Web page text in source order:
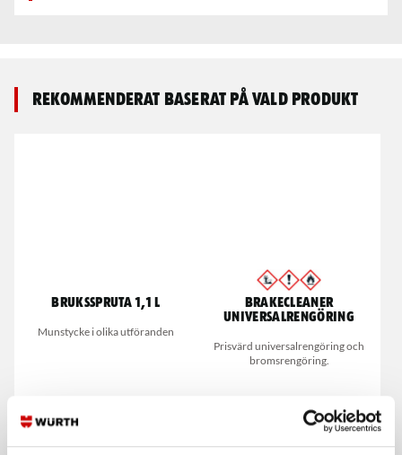
Rekommenderat baserat på vald produkt
Bruksspruta 1,1 L
Munstycke i olika utföranden
Brakecleaner
universalrengöring
Prisvärd universalrengöring och
bromsrengöring.